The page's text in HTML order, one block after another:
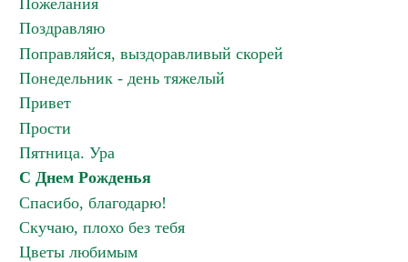
Пожелания
Поздравляю
Поправляйся, выздоравливый скорей
Понедельник - день тяжелый
Привет
Прости
Пятница. Ура
С Днем Рожденья
Спасибо, благодарю!
Скучаю, плохо без тебя
Цветы любимым